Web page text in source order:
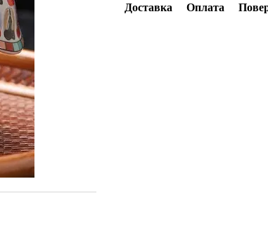
Доставка
Оплата